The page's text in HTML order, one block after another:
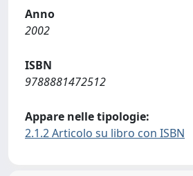
Anno
2002
ISBN
9788881472512
Appare nelle tipologie:
2.1.2 Articolo su libro con ISBN